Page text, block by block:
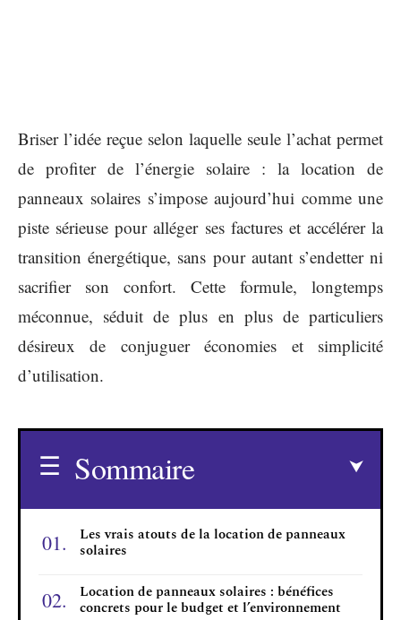
Briser l’idée reçue selon laquelle seule l’achat permet
de profiter de l’énergie solaire : la location de
panneaux solaires s’impose aujourd’hui comme une
piste sérieuse pour alléger ses factures et accélérer la
transition énergétique, sans pour autant s’endetter ni
sacrifier son confort. Cette formule, longtemps
méconnue, séduit de plus en plus de particuliers
désireux de conjuguer économies et simplicité
d’utilisation.
Sommaire
Les vrais atouts de la location de panneaux
solaires
Location de panneaux solaires : bénéfices
concrets pour le budget et l’environnement